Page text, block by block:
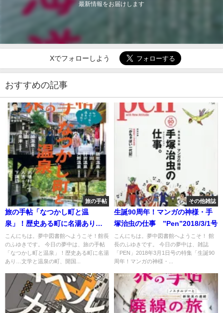
最新情報をお届けします
Xでフォローしよう
おすすめの記事
旅の手帖
旅の手帖「なつかし町と温
泉」！歴史ある町に名湯あり…
文学と温泉の町、開国の港町、
中山道の宿場町
こんにちは。夢中図書館へようこそ！館長
のふゆきです。 今日の夢中は、旅の手帖
「なつかし町と温泉」！歴史ある町に名湯
あり…文学と温泉の町、開国...
その他雑誌
生誕90周年！マンガの神様・手
塚治虫の仕事 ”Pen”2018/3/1号
こんにちは。夢中図書館へようこそ！ 館
長のふゆきです。 今日の夢中は、雑誌
「PEN」2018年3月1日号の特集「生誕90
周年！マンガの神様・...